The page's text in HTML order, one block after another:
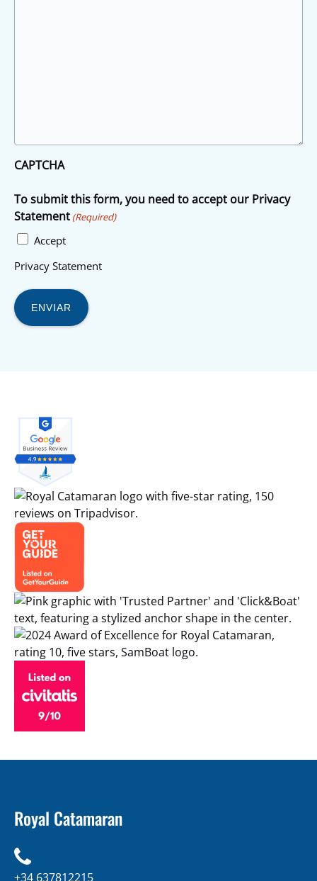
CAPTCHA
To submit this form, you need to accept our Privacy
Statement (Required)
Accept
Privacy Statement
Gallery
Royal Catamaran
+34 637812215